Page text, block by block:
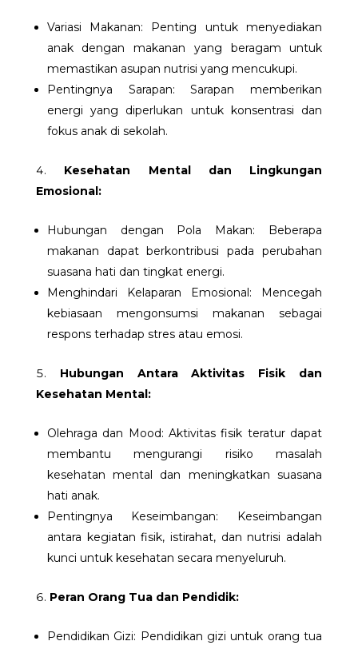
Variasi Makanan: Penting untuk menyediakan
anak dengan makanan yang beragam untuk
memastikan asupan nutrisi yang mencukupi.
Pentingnya Sarapan: Sarapan memberikan
energi yang diperlukan untuk konsentrasi dan
fokus anak di sekolah.
Kesehatan Mental dan Lingkungan
Emosional:
Hubungan dengan Pola Makan: Beberapa
makanan dapat berkontribusi pada perubahan
suasana hati dan tingkat energi.
Menghindari Kelaparan Emosional: Mencegah
kebiasaan mengonsumsi makanan sebagai
respons terhadap stres atau emosi.
Hubungan Antara Aktivitas Fisik dan
Kesehatan Mental:
Ol​ehraga dan Mood: Aktivitas fisik teratur dapat
membantu mengurangi risiko masalah
kesehatan mental dan meningkatkan suasana
hati anak.
Pentingnya Keseimbangan: Keseimbangan
antara kegiatan fisik, istirahat, dan nutrisi adalah
kunci untuk kesehatan secara menyeluruh.
Peran Orang Tua dan Pendidik:
Pendidikan Gizi: Pendidikan gizi untuk orang tua